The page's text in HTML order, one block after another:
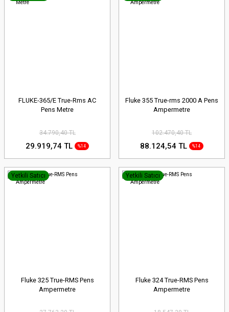
FLUKE-365/E True-Rms AC
Pens Metre
34.790,40 TL
29.919,74 TL %14
Fluke 355 True-rms 2000 A Pens
Ampermetre
102.470,40 TL
88.124,54 TL %14
Yetkili Satıcı
Fluke 325 True-RMS Pens
Ampermetre
Yetkili Satıcı
Fluke 324 True-RMS Pens
Ampermetre